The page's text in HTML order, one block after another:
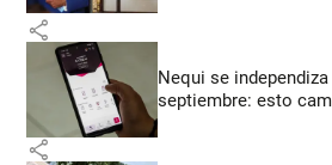
share
Nequi se
septiembre: esto
share